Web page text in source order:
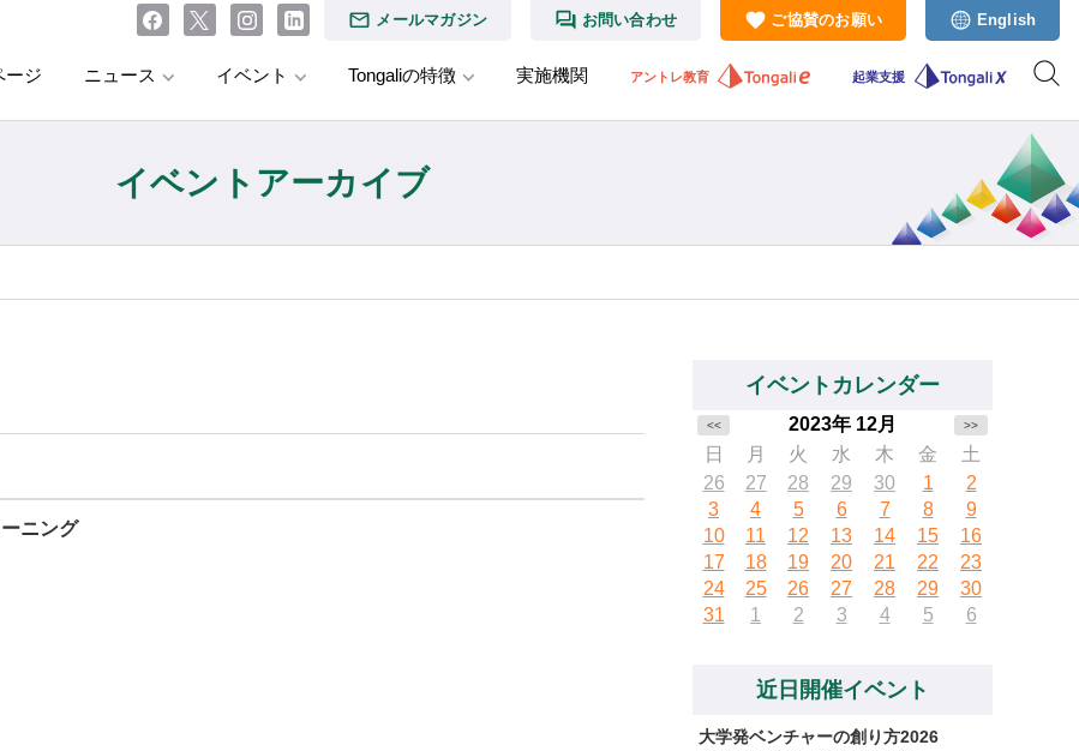
メールマガジン お問い合わせ ご協賛のお願い English
ージ ニュース イベント Tongaliの特徴 実施機関 アントレ教育 起業支援
イベントアーカイブ
ニング
イベントカレンダー
<< 2023年 12月 >>
日 月 火 水 木 金
土
26
27 28 29 30 1
2
3
4 5 6 7 8
9
10
11 12 13 14 15
16
17
18 19 20 21 22
23
24
25 26 27 28 29
30
31
1 2 3 4 5 6
近日開催イベント
大学発ベンチャーの創り方2026